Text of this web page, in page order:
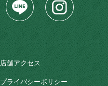
店舗アクセス
プライバシーポリシー